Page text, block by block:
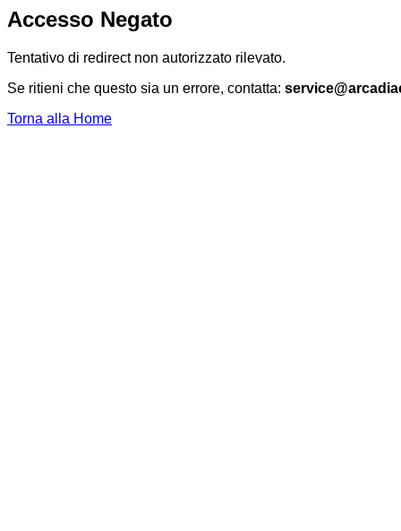
Accesso Negato
Tentativo di redirect non autorizzato rilevato.
Se ritieni che questo sia un errore, contatta:
Torna alla Home